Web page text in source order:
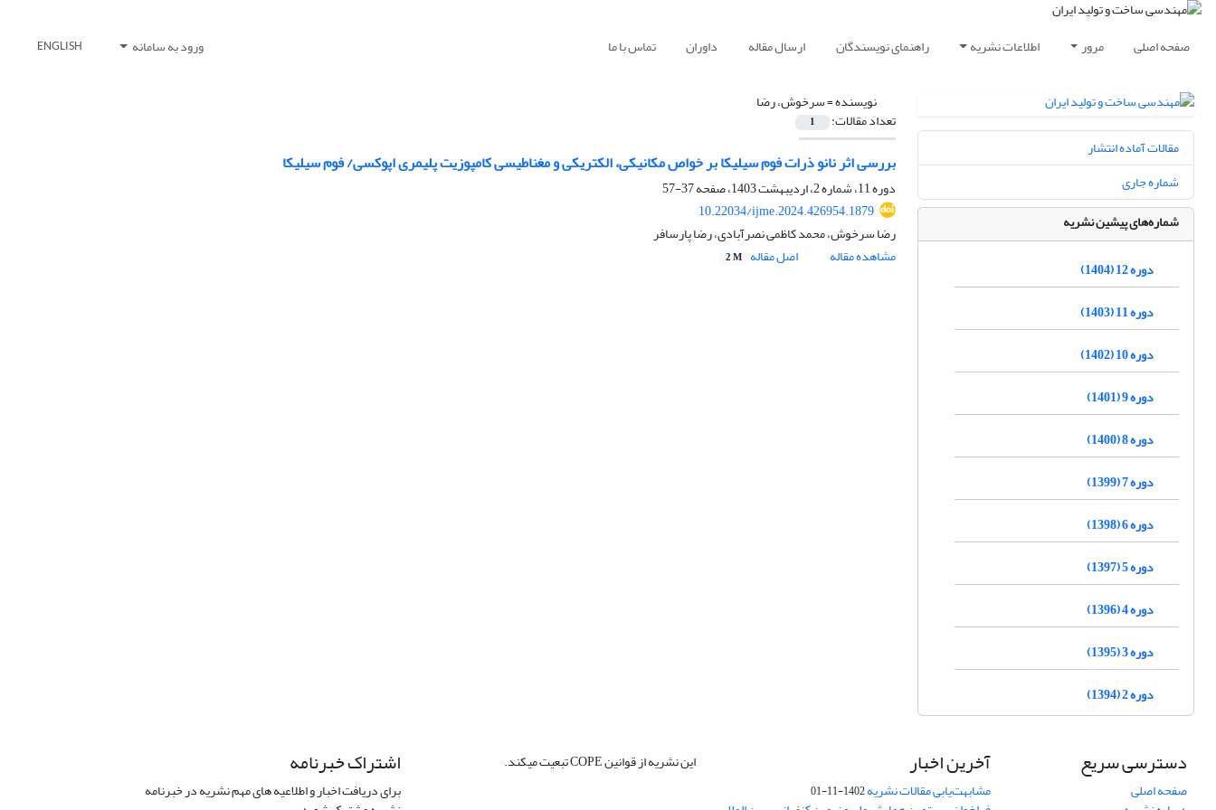
صفحه اصلی مرور اطلاعات نشریه راهنمای نویسندگان ارسال مقاله داوران تماس با ما ورود به سامانه ENGLISH
نویسنده =سرخوش، رضا
تعداد مقالات: 1
بررسی اثر نانو ذرات فوم سیلیکا بر خواص مکانیکی، الکتریکی و مغناطیسی کامپوزیت پلیمری اپوکسی/ فوم سیلیکا
دوره 11، شماره 2، اردیبهشت 1403، صفحه
37-57
10.22034/ijme.2024.426954.1879
رضا سرخوش، محمد کاظمی نصرآبادی، رضا پارسافر
مشاهده مقاله
اصل مقاله 2 M
مقالات آماده انتشار
شماره جاری
شماره‌های پیشین نشریه
دوره 12 (1404)
دوره 11 (1403)
دوره 10 (1402)
دوره 9 (1401)
دوره 8 (1400)
دوره 7 (1399)
دوره 6 (1398)
دوره 5 (1397)
دوره 4 (1396)
دوره 3 (1395)
دوره 2 (1394)
دسترسی سریع
صفحه اصلی
آخرین اخبار
مشابهت‌یابی مقالات نشریه1402-11-01
این نشریه از قوانین COPE تبعیت میکند. اشتراک خبرنامه
برای دریافت اخبار و اطلاعیه های مهم نشریه در خبرنامه